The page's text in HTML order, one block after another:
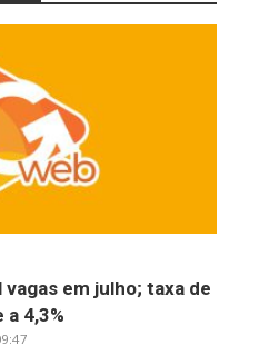
vagas em julho; taxa de
4,3%